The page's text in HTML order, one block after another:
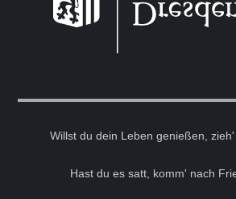
Willst du dein Leben genießen, zieh'
Hast du es satt, komm' nach